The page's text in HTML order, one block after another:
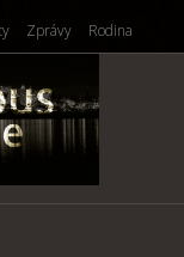
Zprávy Rodina